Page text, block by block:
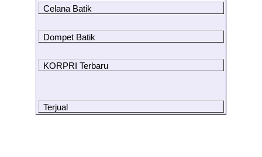
Celana Batik
Dompet Batik
KORPRI Terbaru
Terjual